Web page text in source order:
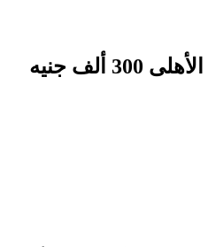
اتحاد كرة القدم يغرم الأهلى 300 ألف جنيه